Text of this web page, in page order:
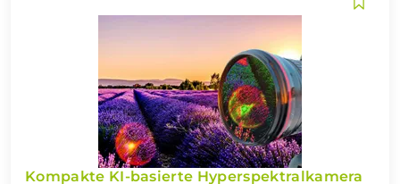
Kompakte KI-basierte Hyperspektralkamera